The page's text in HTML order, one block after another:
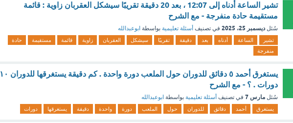
تشير الساعة أدناه إلى 12:07 ، بعد 20 دقيقة تقريبًا سيشكل العقربان زاوية : قائمة
مستقيمة حادة منفرجة - مع الشرح
سُئل ديسمبر 25، 2025 في تصنيف أسئلة تعليمية بواسطة ابوعبدالله
تشير الساعة أدناه بعد دقيقة تقريبًا سيشكل العقربان زاوية قائمة مستقيمة
حادة
منفرجة
يستغرق أحمد ٥ دقائق للدوران حول الملعب دورة واحدة . كم دقيقة يستغرقها للدوران ۱۰
دورات . ؟ - مع الشرح
سُئل مارس 7 في تصنيف أسئلة تعليمية بواسطة ابوعبدالله
يستغرق أحمد دقائق للدوران حول الملعب دورة واحدة دقيقة يستغرقها دورات